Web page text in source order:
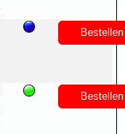
Bestellen
Bestellen